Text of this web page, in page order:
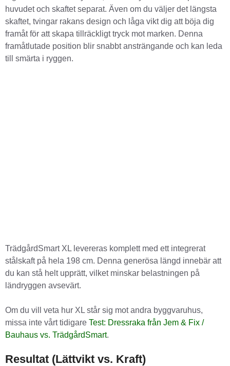
huvudet och skaftet separat. Även om du väljer det längsta
skaftet, tvingar rakans design och låga vikt dig att böja dig
framåt för att skapa tillräckligt tryck mot marken. Denna
framåtlutade position blir snabbt ansträngande och kan leda
till smärta i ryggen.
TrädgårdSmart XL levereras komplett med ett integrerat
stålskaft på hela 198 cm. Denna generösa längd innebär att
du kan stå helt upprätt, vilket minskar belastningen på
ländryggen avsevärt.
Om du vill veta hur XL står sig mot andra byggvaruhus,
missa inte vårt tidigare Test: Dressraka från Jem & Fix /
Bauhaus vs. TrädgårdSmart.
Resultat (Lättvikt vs. Kraft)